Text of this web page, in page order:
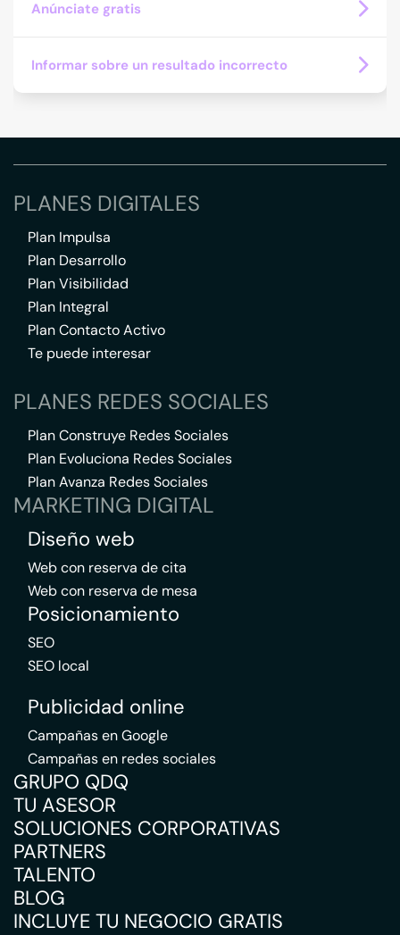
Anúnciate gratis
Informar sobre un resultado incorrecto
PLANES DIGITALES
Plan Impulsa
Plan Desarrollo
Plan Visibilidad
Plan Integral
Plan Contacto Activo
Te puede interesar
PLANES REDES SOCIALES
Plan Construye Redes Sociales
Plan Evoluciona Redes Sociales
Plan Avanza Redes Sociales
MARKETING DIGITAL
Diseño web
Web con reserva de cita
Web con reserva de mesa
Posicionamiento
SEO
SEO local
Publicidad online
Campañas en Google
Campañas en redes sociales
GRUPO QDQ
TU ASESOR
SOLUCIONES CORPORATIVAS
PARTNERS
TALENTO
BLOG
INCLUYE TU NEGOCIO GRATIS